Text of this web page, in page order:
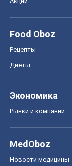
Food Oboz
Рецепты
Диеты
Экономика
Рынки и компании
MedOboz
Новости медицины